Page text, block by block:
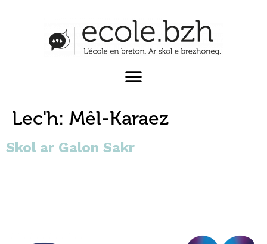
Lec'h: Mêl-Karaez
Skol ar Galon Sakr